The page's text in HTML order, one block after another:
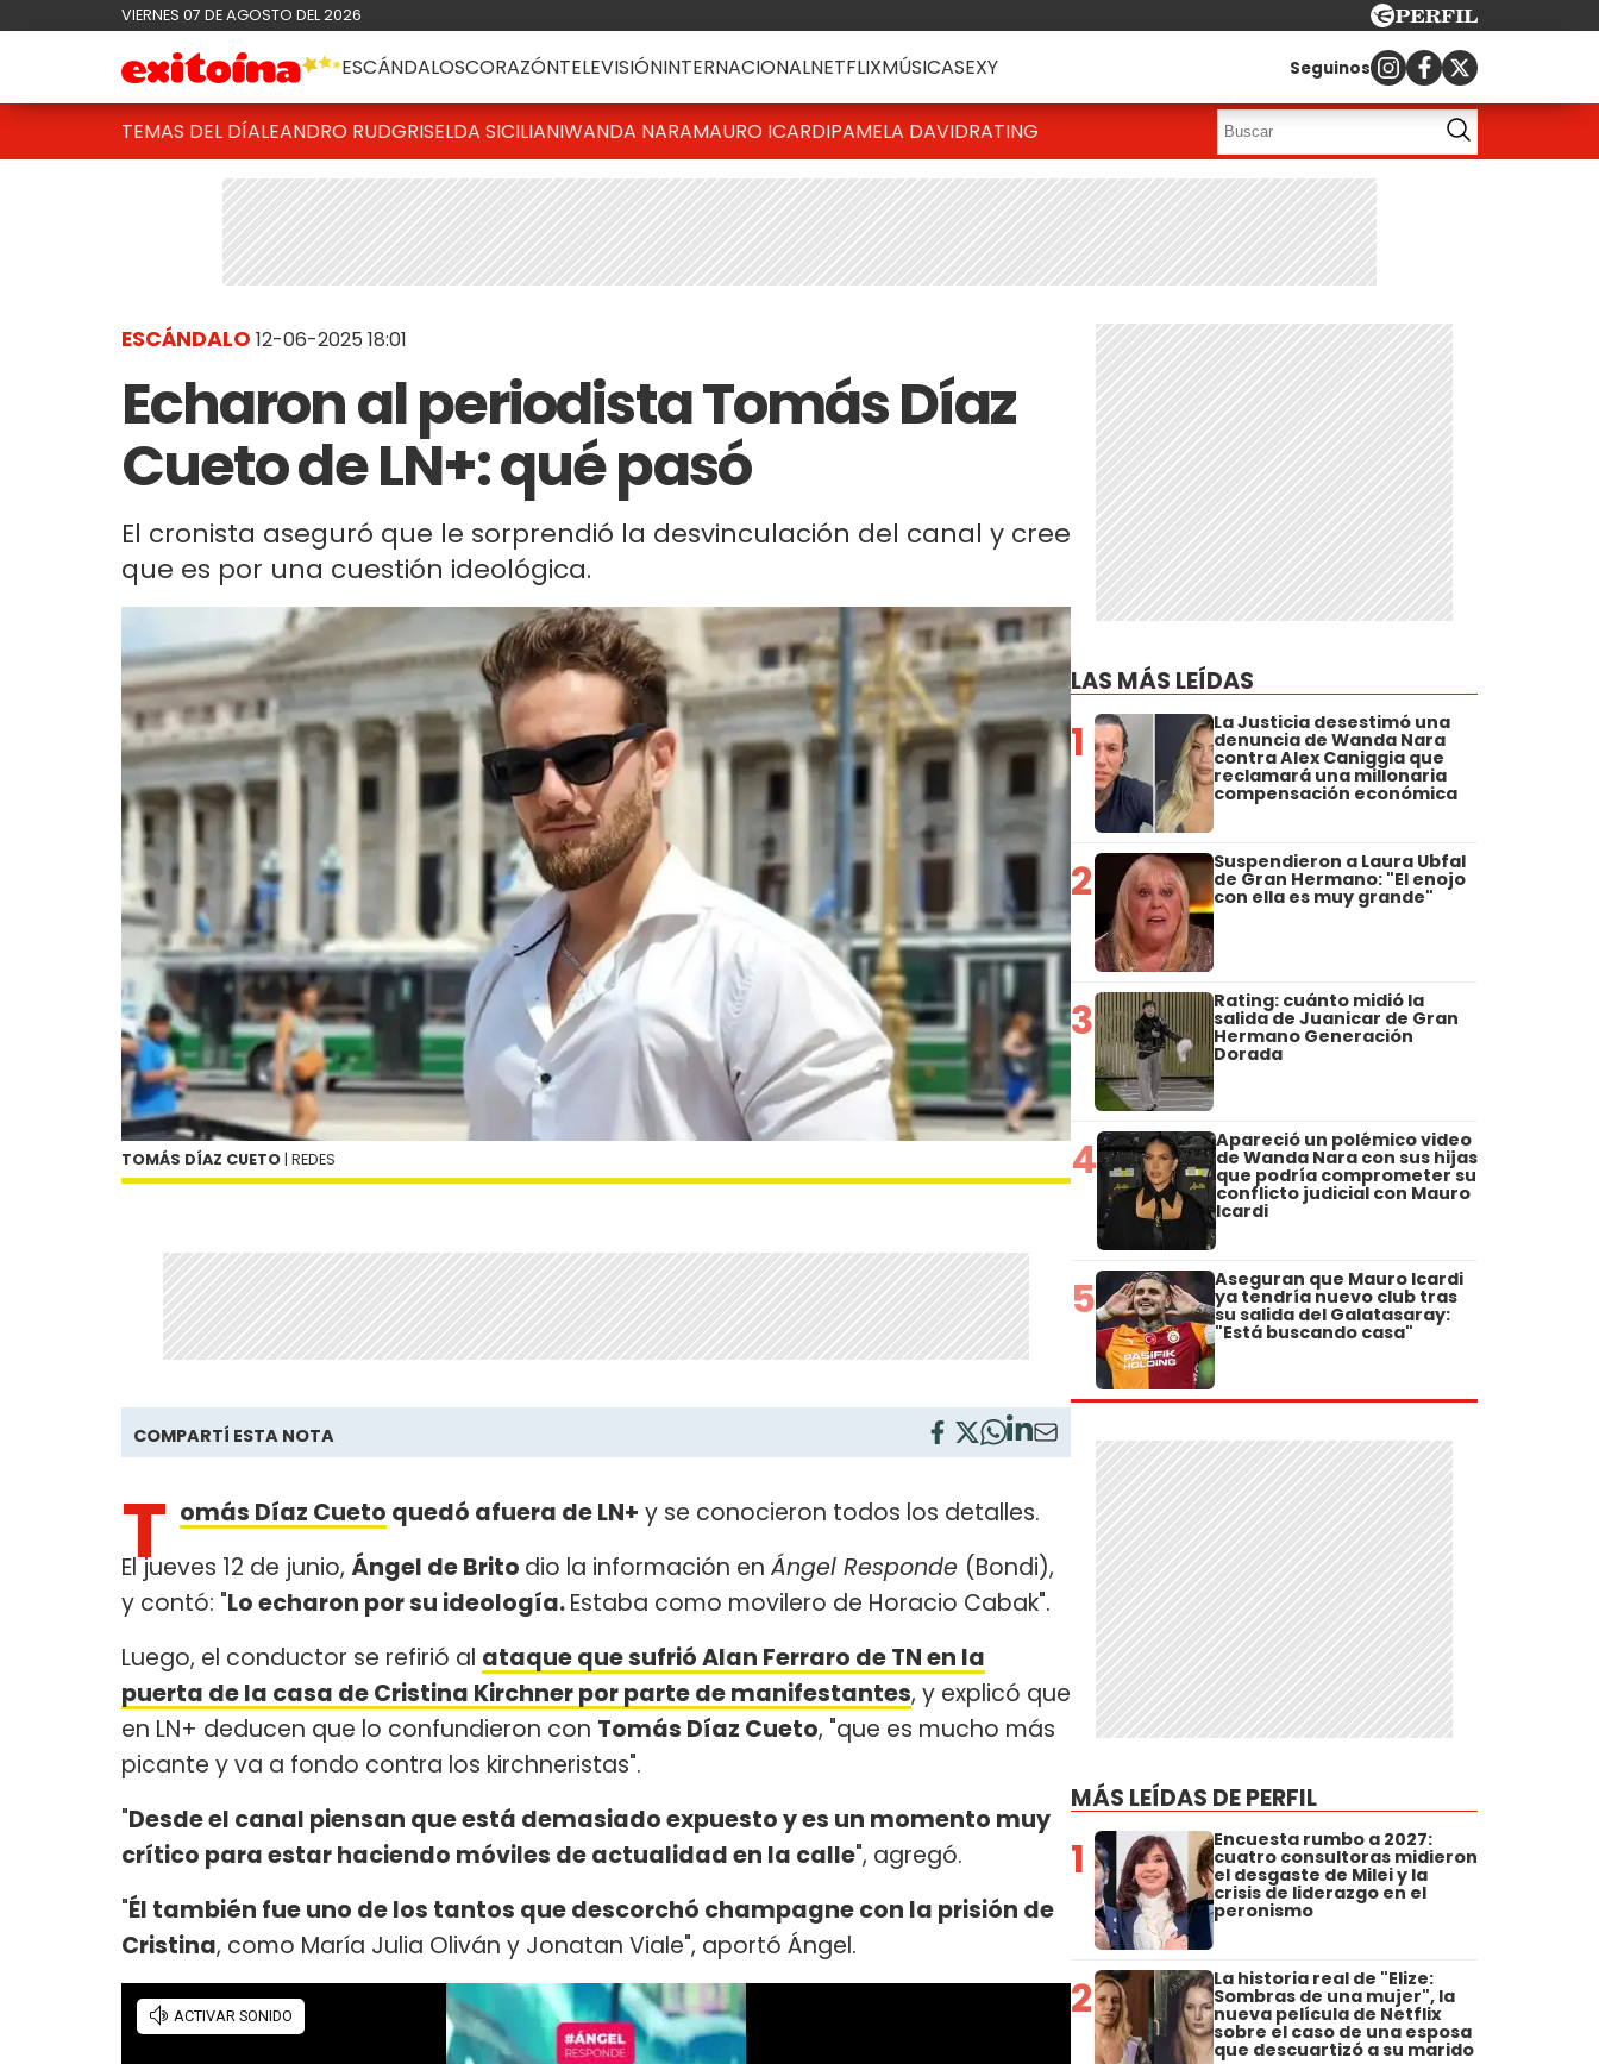
VIERNES 07 DE AGOSTO DEL 2026
ESCÁNDALOSCORAZÓNTELEVISIÓNINTERNACIONALNETFLIXMÚSICASEXY Seguinos
TEMAS DEL DÍALEANDRO RUDGRISELDA SICILIANIWANDA NARAMAURO ICARDIPAMELA DAVIDRATING
ESCÁNDALO 12-06-2025 18:01
Echaron al periodista Tomás Díaz
Cueto de LN+: qué pasó
El cronista aseguró que le sorprendió la desvinculación del canal y cree
que es por una cuestión ideológica.
TOMÁS DÍAZ CUETO | REDES
COMPARTÍ ESTA NOTA
T omás Díaz Cueto quedó afuera de LN+ y se conocieron todos los detalles.
El jueves 12 de junio, Ángel de Brito dio la información enÁngel Responde (Bondi),
y contó: "Lo echaron por su ideología.Estaba como movilero de Horacio Cabak".
Luego, el conductor se refirió al ataque que sufrió Alan Ferraro de TN en la
puerta de la casa de Cristina Kirchner por parte de manifestantes, y explicó que
en LN+ deducen que lo confundieron con Tomás Díaz Cueto, "que es mucho más
picante y va a fondo contra los kirchneristas".
"Desde el canal piensan que está demasiado expuesto y es un momento muy
crítico para estar haciendo móviles de actualidad en la calle", agregó.
"Él también fue uno de los tantos que descorchó champagne con la prisión de
Cristina, como María Julia Oliván y Jonatan Viale", aportó Ángel.
LAS MÁS LEÍDAS
1 La Justicia desestimó una
denuncia de Wanda Nara
contra Alex Caniggia que
reclamará una millonaria
compensación económica
2 Suspendieron a Laura Ubfal
de Gran Hermano: "El enojo
con ella es muy grande"
3 Rating: cuánto midió la
salida de Juanicar de Gran
Hermano Generación
Dorada
4 Apareció un polémico video
de Wanda Nara con sus hijas
que podría comprometer su
conflicto judicial con Mauro
Icardi
5 Aseguran que Mauro Icardi
ya tendría nuevo club tras
su salida del Galatasaray:
"Está buscando casa"
MÁS LEÍDAS DE PERFIL
1 Encuesta rumbo a 2027:
cuatro consultoras midieron
el desgaste de Milei y la
crisis de liderazgo en el
peronismo
2 La historia real de "Elize:
Sombras de una mujer", la
nueva película de Netflix
sobre el caso de una esposa
que descuartizó a su marido